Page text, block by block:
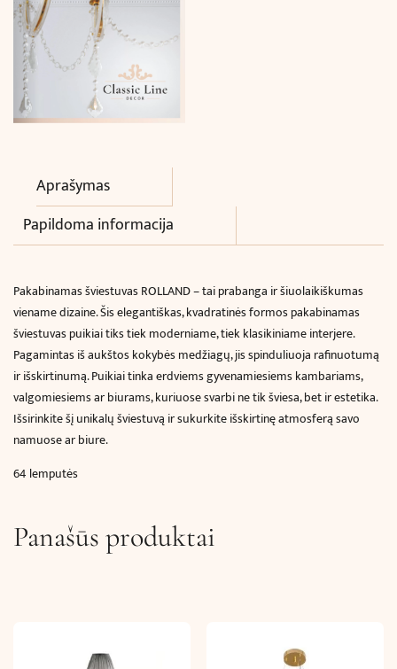
Aprašymas
Papildoma informacija
Pakabinamas šviestuvas ROLLAND – tai prabanga ir šiuolaikiškumas
viename dizaine. Šis elegantiškas, kvadratinės formos pakabinamas
šviestuvas puikiai tiks tiek moderniame, tiek klasikiniame interjere.
Pagamintas iš aukštos kokybės medžiagų, jis spinduliuoja rafinuotumą
ir išskirtinumą. Puikiai tinka erdviems gyvenamiesiems kambariams,
valgomiesiems ar biurams, kuriuose svarbi ne tik šviesa, bet ir estetika.
Išsirinkite šį unikalų šviestuvą ir sukurkite išskirtinę atmosferą savo
namuose ar biure.
64 lemputės
Panašūs produktai